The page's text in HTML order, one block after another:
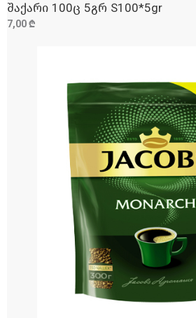
ᲓᲐᲛᲐᲢᲔᲑᲐ
შაქარი 100ც 5გრ S100*5gr
7,00 ₾